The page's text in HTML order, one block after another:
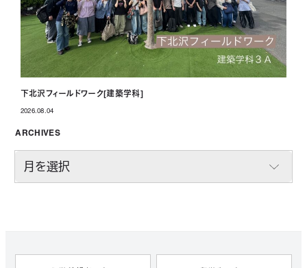
下北沢フィールドワーク[建築学科]
2026.08.04
ARCHIVES